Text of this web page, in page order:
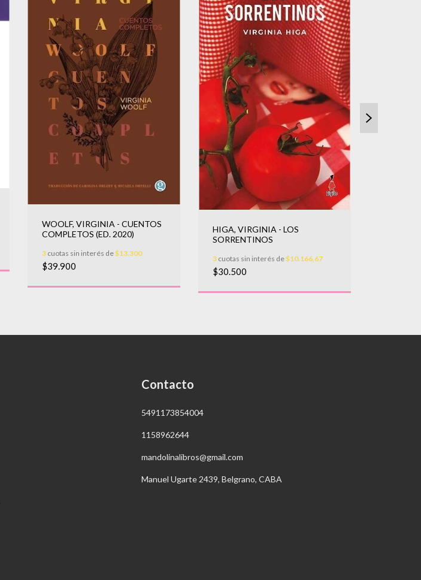
WOOLF, VIRGINIA - CUENTOS
COMPLETOS (ED. 2020)
3 cuotas sin interés de$13.300
$39.900
HIGA, VIRGINIA - LOS
SORRENTINOS
3 cuotas sin interés de$10.166,67
$30.500
Contacto
5491173854004
1158962644
mandolinalibros@gmail.com
Manuel Ugarte 2439, Belgrano, CABA